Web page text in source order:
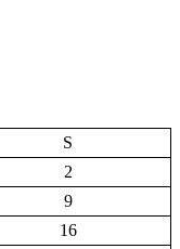
S
2
9
16